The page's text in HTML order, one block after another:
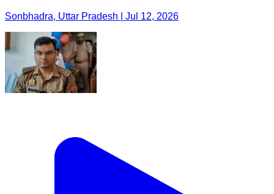
Sonbhadra, Uttar Pradesh | Jul 12, 2026